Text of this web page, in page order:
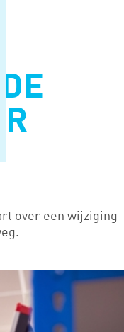
over een wijziging